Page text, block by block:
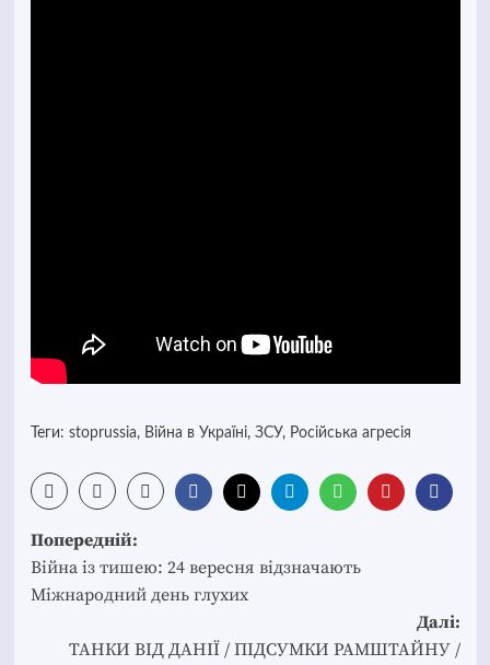
Теги: stoprussia, Війна в Україні, ЗСУ, Російська агресія
Post
navigation
Попередній:
Війна із тишею: 24 вересня відзначають
Міжнародний день глухих
Далі:
ТАНКИ ВІД ДАНІЇ / ПІДСУМКИ РАМШТАЙНУ /